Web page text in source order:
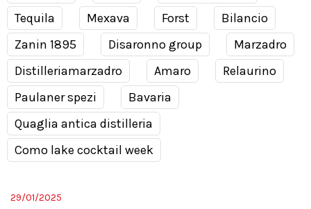
Tequila
Mexava Forst
Bilancio
Zanin 1895
Disaronno group
Marzadro
Distilleriamarzadro
Amaro
Relaurino
Paulaner spezi
Bavaria
Quaglia antica distilleria
Como lake cocktail week
29/01/2025